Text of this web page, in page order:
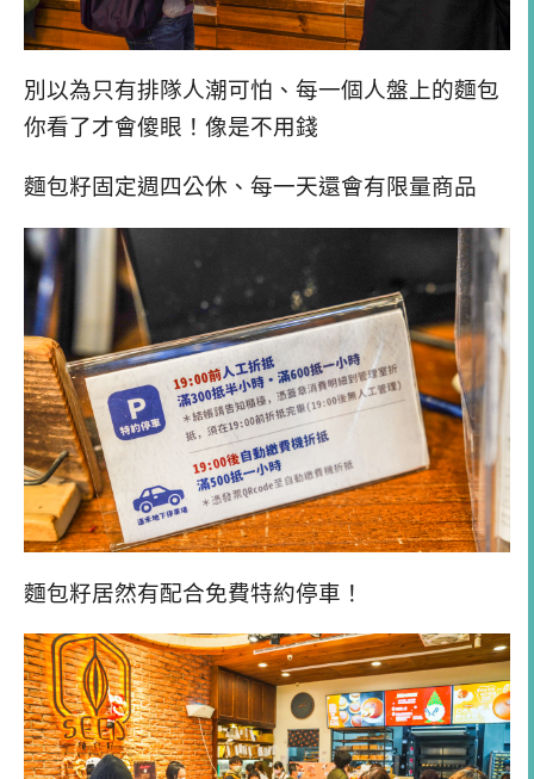
別以為只有排隊人潮可怕、每一個人盤上的麵包
你看了才會傻眼！像是不用錢
麵包籽固定週四公休、每一天還會有限量商品
麵包籽居然有配合免費特約停車！